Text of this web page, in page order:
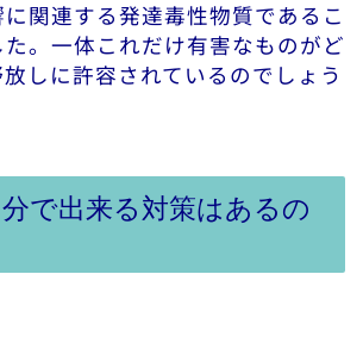
関連する発達毒性物質であるこ
。一体これだけ有害なものがど
しに許容されているのでしょう
で出来る対策はあるの